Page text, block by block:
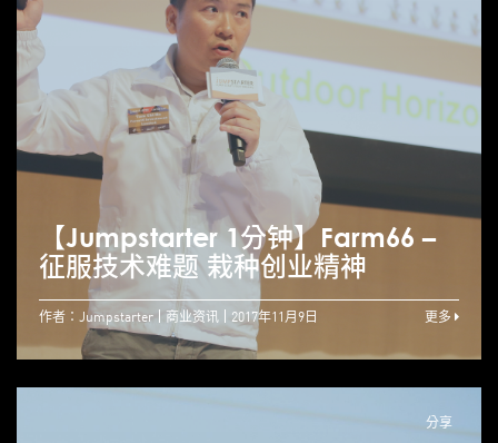
【Jumpstarter 1分钟】Farm66 –
征服技术难题 栽种创业精神
作者：Jumpstarter 商业资讯 2017年11月9日 更多
分享